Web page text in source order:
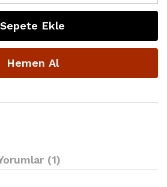
Sepete Ekle
Hemen Al
(1)